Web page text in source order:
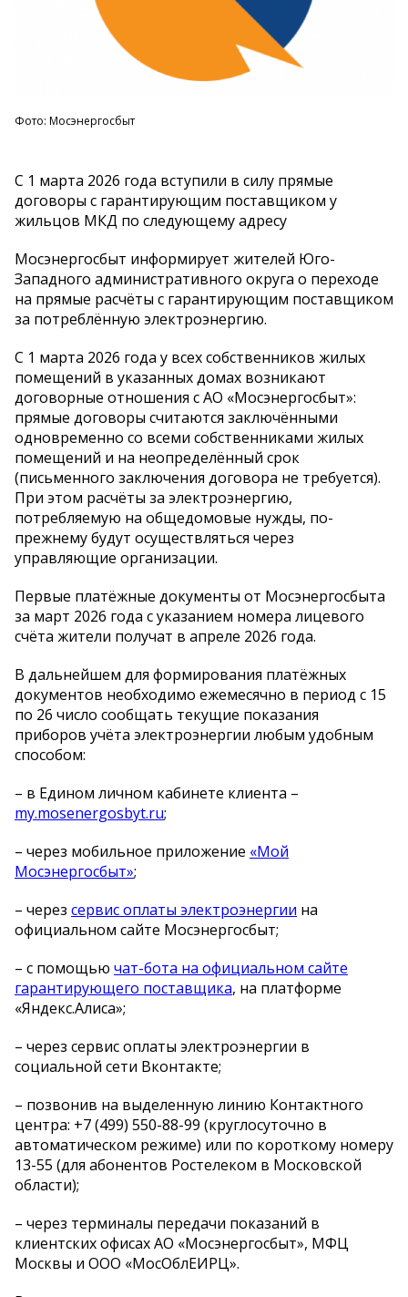
Фото: Мосэнергосбыт
С 1 марта 2026 года вступили в силу прямые
договоры с гарантирующим поставщиком у
жильцов МКД по следующему адресу
Мосэнергосбыт информирует жителей Юго-
Западного административного округа о переходе
на прямые расчёты с гарантирующим поставщиком
за потреблённую электроэнергию.
С 1 марта 2026 года у всех собственников жилых
помещений в указанных домах возникают
договорные отношения с АО «Мосэнергосбыт»:
прямые договоры считаются заключёнными
одновременно со всеми собственниками жилых
помещений и на неопределённый срок
(письменного заключения договора не требуется).
При этом расчёты за электроэнергию,
потребляемую на общедомовые нужды, по-
прежнему будут осуществляться через
управляющие организации.
Первые платёжные документы от Мосэнергосбыта
за март 2026 года с указанием номера лицевого
счёта жители получат в апреле 2026 года.
В дальнейшем для формирования платёжных
документов необходимо ежемесячно в период с 15
по 26 число сообщать текущие показания
приборов учёта электроэнергии любым удобным
способом:
– в Едином личном кабинете клиента –
my.mosenergosbyt.ru;
– через мобильное приложение «Мой
Мосэнергосбыт»;
– через сервис оплаты электроэнергии на
официальном сайте Мосэнергосбыт;
– с помощью чат-бота на официальном сайте
гарантирующего поставщика, на платформе
«Яндекс.Алиса»;
– через сервис оплаты электроэнергии в
социальной сети Вконтакте;
– позвонив на выделенную линию Контактного
центра: +7 (499) 550-88-99 (круглосуточно в
автоматическом режиме) или по короткому номеру
13-55 (для абонентов Ростелеком в Московской
области);
– через терминалы передачи показаний в
клиентских офисах АО «Мосэнергосбыт», МФЦ
Москвы и ООО «МосОблЕИРЦ».